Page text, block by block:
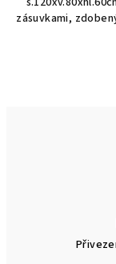
zásuvkami,